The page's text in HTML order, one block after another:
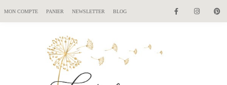
MON COMPTE PANIER NEWSLETTER BLOG